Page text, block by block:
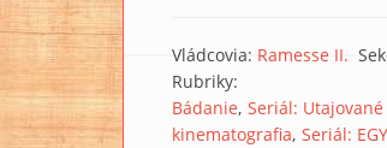
Vládcovia: Ramesse II.
Rubriky:
Bádanie Seriál:
kinematografia Seriál: